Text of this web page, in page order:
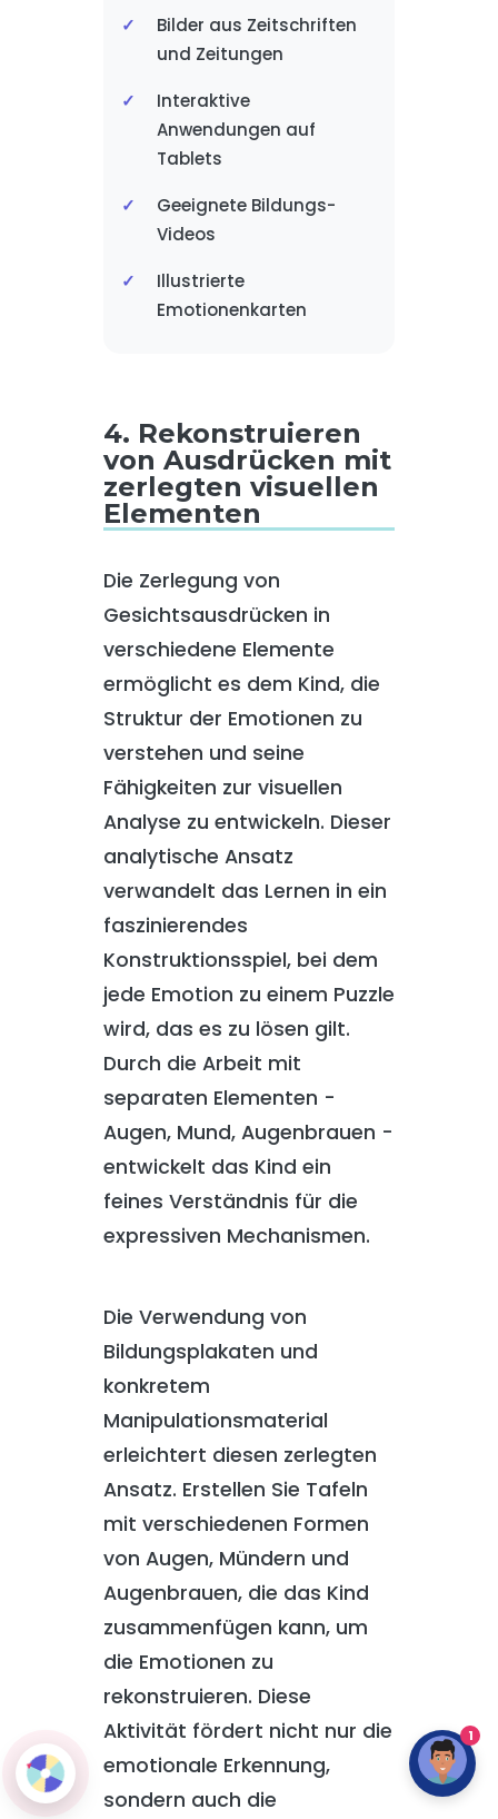
Bilder aus Zeitschriften
und Zeitungen
Interaktive
Anwendungen auf
Tablets
Geeignete Bildungs-
Videos
Illustrierte
Emotionenkarten
4. Rekonstruieren
von Ausdrücken mit
zerlegten visuellen
Elementen
Die Zerlegung von
Gesichtsausdrücken in
verschiedene Elemente
ermöglicht es dem Kind, die
Struktur der Emotionen zu
verstehen und seine
Fähigkeiten zur visuellen
Analyse zu entwickeln. Dieser
analytische Ansatz
verwandelt das Lernen in ein
faszinierendes
Konstruktionsspiel, bei dem
jede Emotion zu einem Puzzle
wird, das es zu lösen gilt.
Durch die Arbeit mit
separaten Elementen -
Augen, Mund, Augenbrauen -
entwickelt das Kind ein
feines Verständnis für die
expressiven Mechanismen.
Die Verwendung von
Bildungsplakaten und
konkretem
Manipulationsmaterial
erleichtert diesen zerlegten
Ansatz. Erstellen Sie Tafeln
mit verschiedenen Formen
von Augen, Mündern und
Augenbrauen, die das Kind
zusammenfügen kann, um
die Emotionen zu
rekonstruieren. Diese
Aktivität fördert nicht nur die
emotionale Erkennung,
sondern auch die
1